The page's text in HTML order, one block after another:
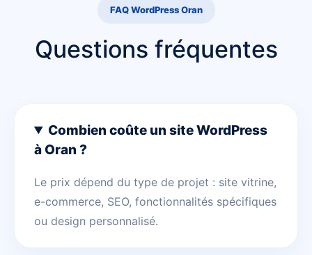
FAQ WordPress Oran
Questions fréquentes
Combien coûte un site WordPress
à Oran ?
Le prix dépend du type de projet : site vitrine,
e-commerce, SEO, fonctionnalités spécifiques
ou design personnalisé.